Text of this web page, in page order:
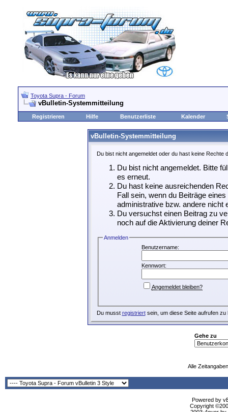
Toyota Supra - Forum
vBulletin-Systemmitteilung
Registrieren Hilfe Benutzerliste Kalender
vBulletin-Systemmitteilung
Du bist nicht angemeldet oder du hast keine Rechte
Du bist nicht angemeldet. Bitte
es erneut.
Du hast keine ausreichenden
Fall sein, wenn du Beiträge
administrative bzw. andere nicht
Du versuchst einen Beitrag zu
noch auf die Aktivierung deiner
Anmelden
Benutzername:
Kennwort:
Angemeldet bleiben?
Du musst registriertsein, um diese Seite aufrufen zu
Gehe zu
Alle
Powered by
Copyright